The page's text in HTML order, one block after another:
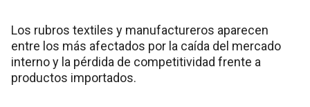
Los rubros textiles y manufactureros aparecen
entre los más afectados por la caída del mercado
interno y la pérdida de competitividad frente a
productos importados.